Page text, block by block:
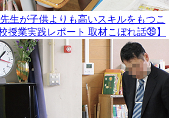
生が子供よりも高いスキルをもつこ
授業実践レポート 取材こぼれ話㊴】